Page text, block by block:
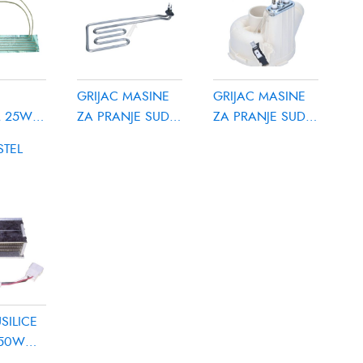
25W
GRIJAC MASINE
ZA PRANJE SUDJA
GRIJAC MASINE
ZA PRANJE SUDJA
SUDJA